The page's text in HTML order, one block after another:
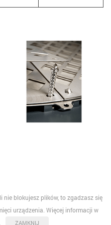
nie blokujesz plików, to zgadzasz się
urządzenia. Więcej informacji w
ZAMKNIJ